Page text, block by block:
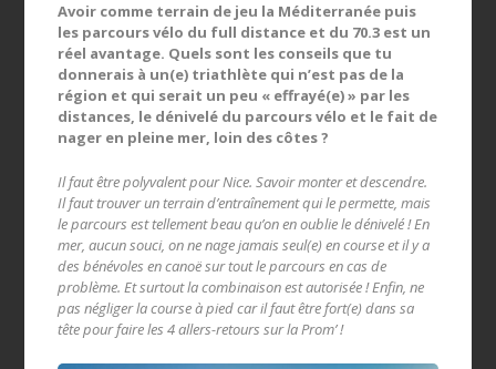
Avoir comme terrain de jeu la Méditerranée puis
les parcours vélo du full distance et du 70.3 est un
réel avantage. Quels sont les conseils que tu
donnerais à un(e) triathlète qui n’est pas de la
région et qui serait un peu « effrayé(e) » par les
distances, le dénivelé du parcours vélo et le fait de
nager en pleine mer, loin des côtes ?
Il faut être polyvalent pour Nice. Savoir monter et descendre.
Il faut trouver un terrain d’entraînement qui le permette, mais
le parcours est tellement beau qu’on en oublie le dénivelé ! En
mer, aucun souci, on ne nage jamais seul(e) en course et il y a
des bénévoles en canoë sur tout le parcours en cas de
problème. Et surtout la combinaison est autorisée ! Enfin, ne
pas négliger la course à pied car il faut être fort(e) dans sa
tête pour faire les 4 allers-retours sur la Prom’ !